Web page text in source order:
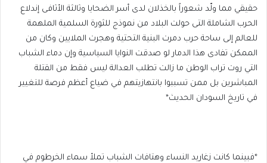
حقيقي مما ولّد شعوراً بالخذلان لدى أسر الضحايا وثالثة الأثافى إندلاع
الحرب الشاملة التى حولت البلاد من نموذج للثورة السلمية الملهمة
للعالم إلى ساحة حرب دمرت البنية التحتية وهجرت الملايين وكان من
الممكن تفادى هذا الدمار لو صدقت النوايا السياسية وإن دماء الشباب
التي روت تراب الوطن ما زالت تطلب العدالة ليس فقط من القتلة
المباشرين بل ممن تسببوا بانتهازيتهم في ضياع أعظم فرصة للتغيير
في تاريخ السودان الحديث*
*فبينما كانت زغاريد النساء وهتافات الشباب تملأ سماء الخرطوم في